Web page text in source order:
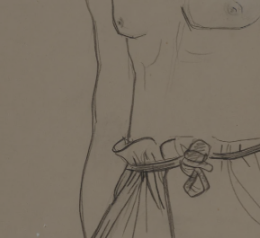
CERTAMEN DE DIBUJO
FUNDACIÓN
TIENDA
NOTICIAS